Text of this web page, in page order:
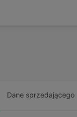
Dane sprzedającego